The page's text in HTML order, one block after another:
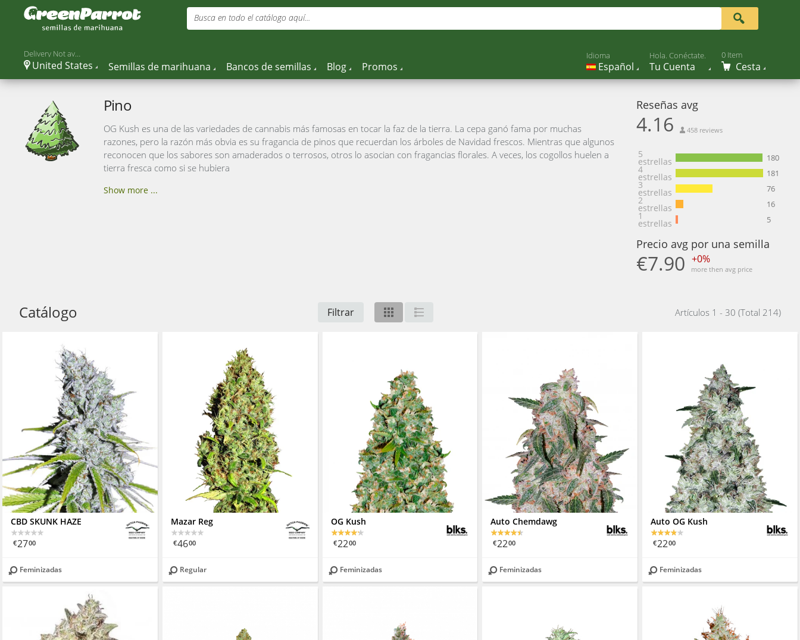
Busca en todo el catálogo aquí...
Delivery Not available
United States Semillas de marihuana Bancos de semillas Blog Promos
Idioma
Español
Hola. Conéctate.
Tu Cuenta
0 Item
Cesta
Pino
OG Kush es una de las variedades de cannabis más famosas en tocar la faz de la tierra. La cepa ganó fama por muchas
razones, pero la razón más obvia es su fragancia de pinos que recuerdan los árboles de Navidad frescos. Mientras que algunos
reconocen que los sabores son amaderados o terrosos, otros lo asocian con fragancias florales. A veces, los cogollos huelen a
tierra fresca como si se hubiera
Show more ...
Reseñas avg
4.16 458 reviews
5
estrellas 180
4
estrellas 181
3
estrellas 76
2
estrellas 16
1
estrellas 5
Precio avg por una semilla
€7.90 +0%
more then avg price
Catálogo Filtrar Artículos 1 - 30 (Total 214)
CBD SKUNK HAZE
€2700
Feminizadas
Mazar Reg
€4600
Regular
OG Kush
€2200
Feminizadas
Auto Chemdawg
€2200
Feminizadas
Auto OG Kush
€2200
Feminizadas